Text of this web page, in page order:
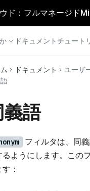
ド：フルマネージド
ドキュメント チュート
ドキュメント ユーザ
義語
フィルタは、同
るようにします。この
：